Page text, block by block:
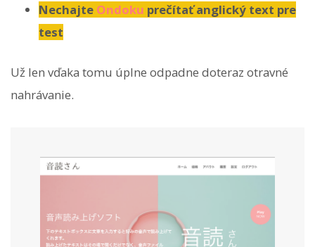
Nechajte Ondoku prečítať anglický text pre
test
Už len vďaka tomu úplne odpadne doteraz otravné
nahrávanie.